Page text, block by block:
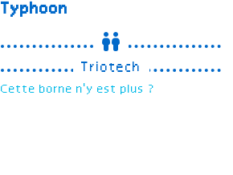
Typhoon
Triotech
Cette borne n'y est plus ?